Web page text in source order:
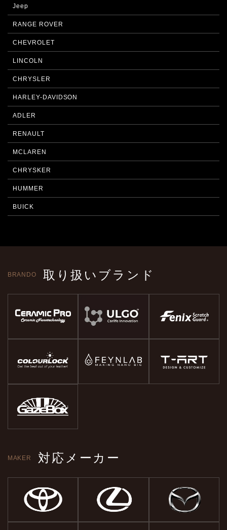
Jeep
RANGE ROVER
CHEVROLET
LINCOLN
CHRYSLER
HARLEY-DAVIDSON
ADLER
RENAULT
MCLAREN
CHRYSKER
HUMMER
BUICK
BRANDO 取り扱いブランド
MAKER 対応メーカー